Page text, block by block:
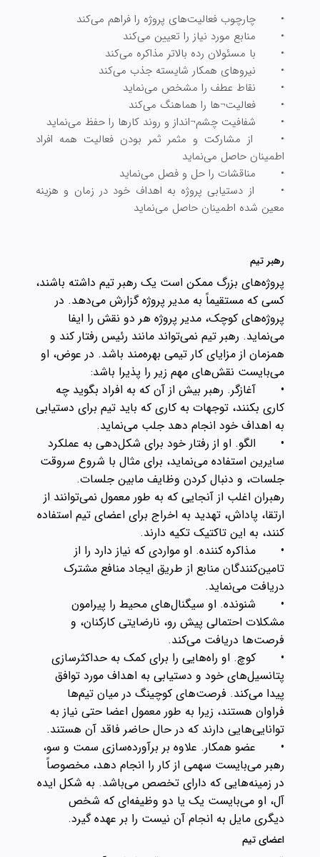
•
چارچوب فعالیت‌های پروژه را فراهم می‌کند
•
منابع مورد نیاز را تعیین می‌کند
•
با مسئولان رده بالاتر مذاکره می‌کند
•
نیروهای همکار شایسته جذب می‌کند
•
نقاط عطف را مشخص می‌نماید
•
فعالیت¬ها را هماهنگ می‌کند
•
شفافیت چشم¬انداز و روند کارها را حفظ می‌نماید
•
از مشارکت و مثمر ثمر بودن فعالیت همه افراد
اطمینان حاصل می‌نماید
•
مناقشات را حل و فصل می‌نماید
•
از دستیابی پروژه به اهداف خود در زمان و هزینه
معین شده اطمینان حاصل می‌نماید
رهبر تیم
پروژه‌های بزرگ ممکن است یک رهبر تیم داشته باشند،
کسی که مستقیماً به مدیر پروژه گزارش می‌دهد. در
پروژه‌های کوچک، مدیر پروژه هر دو نقش را ایفا
می‌نماید. رهبر تیم نمی‌تواند مانند رئیس رفتار کند و
همزمان از مزایای کار تیمی بهره‌مند باشد. در عوض، او
می‌بایست نقش‌های مهم زیر را پذیرا باشد:
•
آغازگر. رهبر بیش از آن که به افراد بگوید چه
کاری بکنند، توجهات به کاری که باید تیم برای دستیابی
به اهداف خود انجام دهد جلب می‌نماید.
•
الگو. او از رفتار خود برای شکل‌دهی به عملکرد
سایرین استفاده می‌نماید، برای مثال با شروع سروقت
جلسات، و دنبال کردن وظایف مابین جلسات.
رهبران اغلب از آنجایی که به طور معمول نمی‌توانند از
ارتقا، پاداش، تهدید به اخراج برای اعضای تیم استفاده
کنند، به این تاکتیک تکیه دارند.
•
مذاکره کننده. او مواردی که نیاز دارد را از
تامین‌کنندگان منابع از طریق ایجاد منافع مشترک
دریافت می‌نماید.
•
شنونده. او سیگنال‌های محیط را پیرامون
مشکلات احتمالی پیش رو، نارضایتی کارکنان، و
فرصت‌ها دریافت می‌کند.
•
کوچ. او راه‌هایی را برای کمک به حداکثرسازی
پتانسیل‌های خود و دستیابی به اهداف مورد توافق
پیدا می‌کند. فرصت‌های کوچینگ در میان تیم‌ها
فراوان هستند، زیرا به طور معمول اعضا حتی نیاز به
توانایی‌هایی دارند که در حال حاضر فاقد آن هستند.
•
عضو همکار. علاوه بر برآورده‌سازی سمت و سو،
رهبر می‌بایست سهمی از کار را انجام دهد، مخصوصاً
در زمینه‌هایی که دارای تخصص می‌باشد. به شکل ایده
آل، او می‌بایست یک یا دو وظیفه‌ای که شخص
دیگری مایل به انجام آن نیست را بر عهده گیرد.
اعضای تیم